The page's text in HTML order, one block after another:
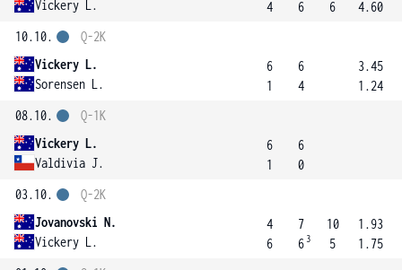
Vickery L.
4
6
6
4.60
10.10.
Vickery L.
Sorensen L.
Q-2K
6
1
6
4
3.45
1.24
08.10.
Vickery L.
Valdivia J.
Q-1K
6
1
6
0
03.10.
Jovanovski N.
Vickery L.
Q-2K
4
6
7
6 3
10
5
1.93
1.75